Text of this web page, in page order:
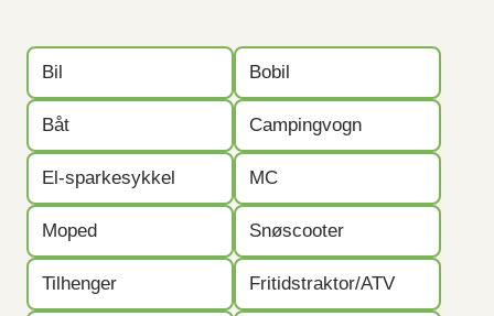
Bil Bobil
Båt Campingvogn
El-sparkesykkel MC
Moped Snøscooter
Tilhenger Fritidstraktor/ATV